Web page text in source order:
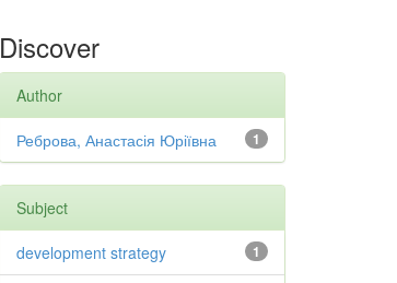
Discover
Author
1
Реброва, Анастасія Юріївна
Subject
1
development strategy